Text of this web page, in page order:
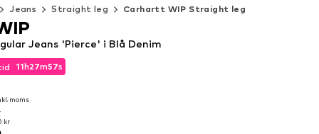
Jeans Straight leg Carhartt WIP Straight leg
11h27m55s
moms
kr
11h27m55s
moms
Jeans 'Pierce' i Blå Denim